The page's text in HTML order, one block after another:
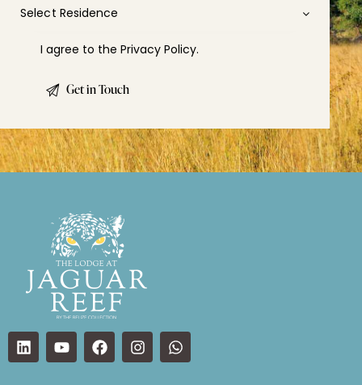
I agree to thePrivacy Policy.